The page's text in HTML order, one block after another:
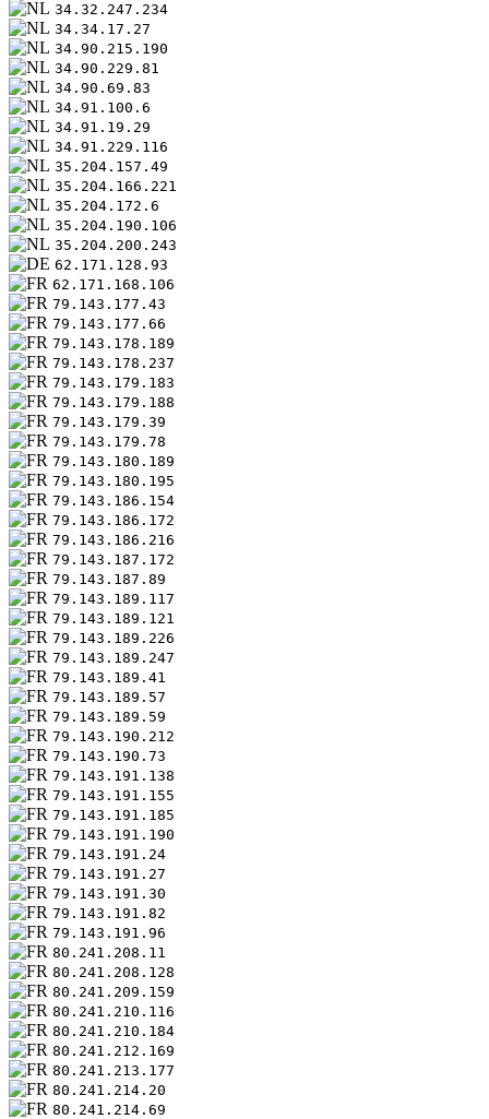
34.32.247.234
34.34.17.27
34.90.215.190
34.90.229.81
34.90.69.83
34.91.100.6
34.91.19.29
34.91.229.116
35.204.157.49
35.204.166.221
35.204.172.6
35.204.190.106
35.204.200.243
62.171.128.93
62.171.168.106
79.143.177.43
79.143.177.66
79.143.178.189
79.143.178.237
79.143.179.183
79.143.179.188
79.143.179.39
79.143.179.78
79.143.180.189
79.143.180.195
79.143.186.154
79.143.186.172
79.143.186.216
79.143.187.172
79.143.187.89
79.143.189.117
79.143.189.121
79.143.189.226
79.143.189.247
79.143.189.41
79.143.189.57
79.143.189.59
79.143.190.212
79.143.190.73
79.143.191.138
79.143.191.155
79.143.191.185
79.143.191.190
79.143.191.24
79.143.191.27
79.143.191.30
79.143.191.82
79.143.191.96
80.241.208.11
80.241.208.128
80.241.209.159
80.241.210.116
80.241.210.184
80.241.212.169
80.241.213.177
80.241.214.20
80.241.214.69